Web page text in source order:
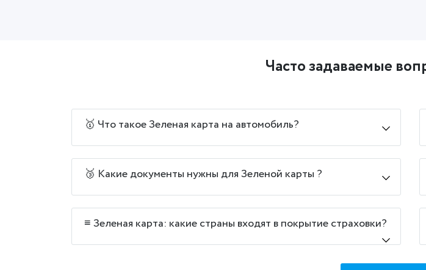
Часто задаваемые
🥇 Что такое Зеленая карта на автомобиль?
🥉 Какие документы нужны для Зеленой карты ?
≡ Зеленая карта: какие страны входят в покрытие страховки?